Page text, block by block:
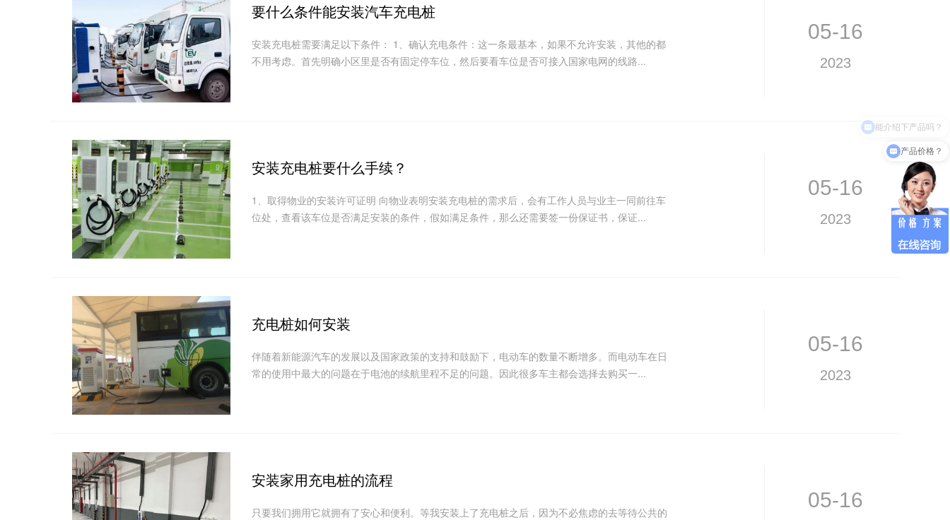
05-16
2023
要什么条件能安装汽车充电桩
安装充电桩需要满足以下条件： 1、确认充电条件：这一条最基本，如果不允许安装，其他的都
不用考虑。首先明确小区里是否有固定停车位，然后要看车位是否可接入国家电网的线路...
05-16
2023
安装充电桩要什么手续？
1、取得物业的安装许可证明 向物业表明安装充电桩的需求后，会有工作人员与业主一同前往车
位处，查看该车位是否满足安装的条件，假如满足条件，那么还需要签一份保证书，保证...
05-16
2023
充电桩如何安装
伴随着新能源汽车的发展以及国家政策的支持和鼓励下，电动车的数量不断增多。而电动车在日
常的使用中最大的问题在于电池的续航里程不足的问题。因此很多车主都会选择去购买一...
05-16
安装家用充电桩的流程
只要我们拥用它就拥有了安心和便利。等我安装上了充电桩之后，因为不必焦虑的去等待公共的
产品价格？